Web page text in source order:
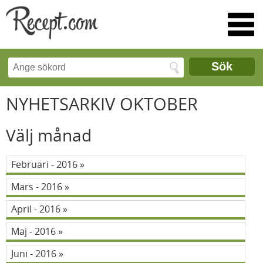
Sök
NYHETSARKIV OKTOBER
Välj månad
Februari - 2016
Mars - 2016
April - 2016
Maj - 2016
Juni - 2016